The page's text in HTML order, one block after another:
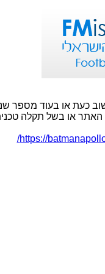
כעת או בעוד מספר
או בשל תקלה
https://